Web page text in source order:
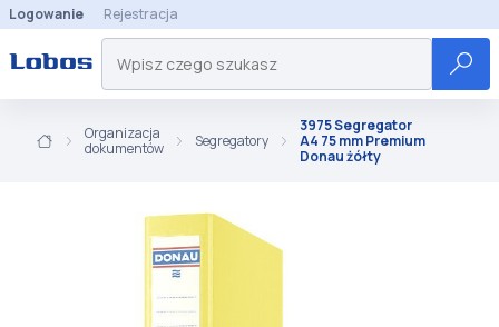
Logowanie Rejestracja
Organizacja
dokumentów
Segregatory
3975 Segregator
A4 75 mm Premium
Donau żółty